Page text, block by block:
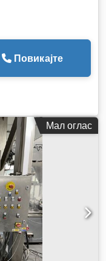
Повикајте
Мал оглас